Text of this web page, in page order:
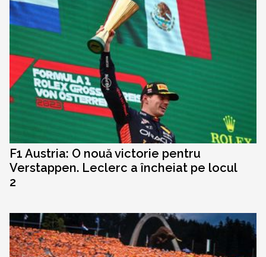
F1 Austria: O nouă victorie pentru
Verstappen. Leclerc a încheiat pe locul
2